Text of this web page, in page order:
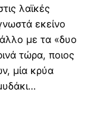
λαϊκές
εκείνο
με τα «δυο
τώρα, ποιος
μία κρύα